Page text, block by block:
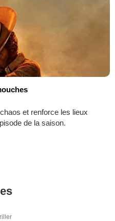
et renforce les lieux
de la saison.